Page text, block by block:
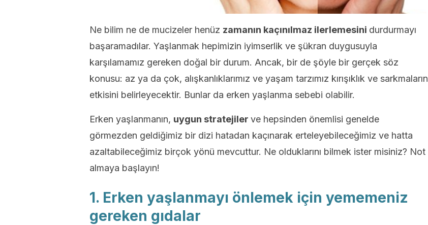
Ne bilim ne de mucizeler henüz zamanın kaçınılmaz ilerlemesini durdurmayı
başaramadılar. Yaşlanmak hepimizin iyimserlik ve şükran duygusuyla
karşılamamız gereken doğal bir durum. Ancak, bir de şöyle bir gerçek söz
konusu: az ya da çok, alışkanlıklarımız ve yaşam tarzımız kırışıklık ve sarkmaların
etkisini belirleyecektir. Bunlar da erken yaşlanma sebebi olabilir.
Erken yaşlanmanın, uygun stratejiler ve hepsinden önemlisi genelde
görmezden geldiğimiz bir dizi hatadan kaçınarak erteleyebileceğimiz ve hatta
azaltabileceğimiz birçok yönü mevcuttur. Ne olduklarını bilmek ister misiniz? Not
almaya başlayın!
1. Erken yaşlanmayı önlemek için yememeniz
gereken gıdalar